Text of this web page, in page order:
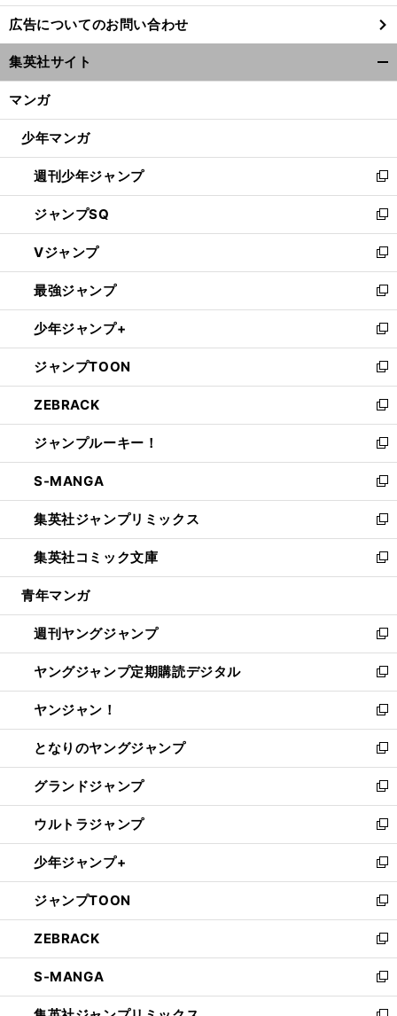
し
い
ウ
ィ
ン
ウ
開
く
広告についてのお問い合わせ
集英社サイト
マンガ
少年マンガ
週刊少年ジャンプ
新
し
い
ウ
ィ
ン
ド
ウ
で
開
く
ジャンプSQ
新
し
い
ウ
ィ
ン
ド
ウ
で
開
く
Vジャンプ
新
し
い
ウ
ィ
ン
ド
ウ
で
開
く
最強ジャンプ
新
し
い
ウ
ィ
ン
ド
ウ
で
開
く
少年ジャンプ+
新
し
い
ウ
ィ
ン
ド
ウ
で
開
く
ジャンプTOON
新
し
い
ウ
ィ
ン
ド
ウ
で
開
く
ZEBRACK
新
し
い
ウ
ィ
ン
ド
ウ
で
開
ジャンプルーキー！
新
し
い
ウ
ィ
ン
ド
ウ
開
く
S-MANGA
新
し
い
ウ
ィ
ン
ウ
で
開
く
集英社ジャンプリミックス
新
し
い
ウ
ン
ド
ウ
で
開
く
集英社コミック文庫
新
し
ウ
ィ
ン
ド
ウ
で
開
く
青年マンガ
週刊ヤングジャンプ
新
し
い
ウ
ィ
ン
ド
ウ
で
開
く
ヤングジャンプ定期購読デジタル
新
し
い
ウ
ィ
ン
ド
ウ
で
開
く
ヤンジャン！
新
し
い
ウ
ィ
ン
ド
ウ
で
開
く
となりのヤングジャンプ
新
し
い
ウ
ィ
ン
ド
ウ
で
開
く
グランドジャンプ
新
し
い
ウ
ィ
ン
ド
ウ
で
開
く
ウルトラジャンプ
新
し
い
ウ
ィ
ン
ド
ウ
で
開
少年ジャンプ+
新
し
い
ウ
ィ
ン
ド
ウ
ジャンプTOON
新
し
い
ウ
ィ
ン
ZEBRACK
新
し
い
ウ
S-MANGA
新
し